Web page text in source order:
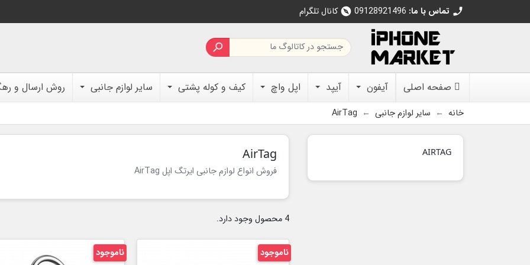
call تماس با ما: 09128921496
explore کانال تلگرام

صفحه اصلی آیفون آیپد اپل واچ کیف و کوله پشتی سایر لوازم جانبی روش ارسال و
خانه سایر لوازم جانبی AirTag
AIRTAG
AirTag
فروش انواع لوازم جانبی ایرتگ اپل AirTag
4 محصول وجود دارد.
ناموجود ناموجود